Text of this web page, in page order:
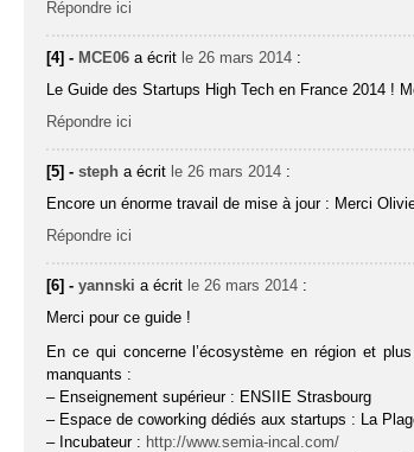
Répondre ici
[4] - MCE06 a écrit le 26 mars 2014 :
Le Guide des Startups High Tech en France 2014 !
Répondre ici
[5] -steph a écrit le 26 mars 2014 :
Encore un énorme travail de mise à jour : Merci
Répondre ici
[6] -yannski a écrit le 26 mars 2014 :
Merci pour ce guide !
En ce qui concerne l’écosystème en région et
manquants :
– Enseignement supérieur : ENSIIE Strasbourg
– Espace de coworking dédiés aux startups : La
– Incubateur : http://www.semia-incal.com/